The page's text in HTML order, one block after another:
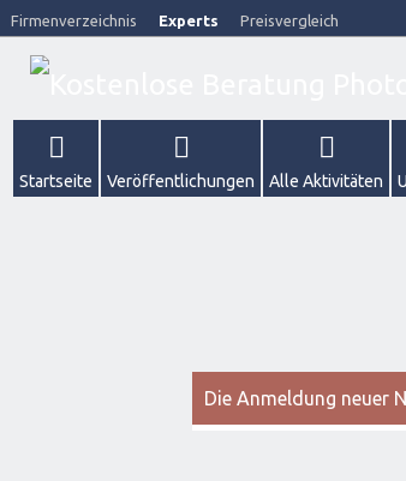
Firmenverzeichnis Experts Preisvergleich
Startseite Veröffentlichungen Alle Aktivitäten
Die Anmeldung neuer